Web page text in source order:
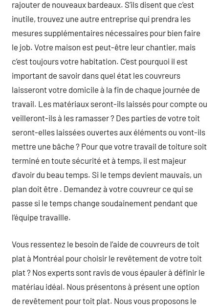
rajouter de nouveaux bardeaux. S’ils disent que c’est
inutile, trouvez une autre entreprise qui prendra les
mesures supplémentaires nécessaires pour bien faire
le job. Votre maison est peut-être leur chantier, mais
c’est toujours votre habitation. C’est pourquoi il est
important de savoir dans quel état les couvreurs
laisseront votre domicile à la fin de chaque journée de
travail. Les matériaux seront-ils laissés pour compte ou
veilleront-ils à les ramasser ? Des parties de votre toit
seront-elles laissées ouvertes aux éléments ou vont-ils
mettre une bâche ? Pour que votre travail de toiture soit
terminé en toute sécurité et à temps, il est majeur
d’avoir du beau temps. Si le temps devient mauvais, un
plan doit être . Demandez à votre couvreur ce qui se
passe si le temps change soudainement pendant que
l’équipe travaille.
Vous ressentez le besoin de l’aide de couvreurs de toit
plat à Montréal pour choisir le revêtement de votre toit
plat ? Nos experts sont ravis de vous épauler à définir le
matériau idéal. Nous présentons à présent une option
de revêtement pour toit plat. Nous vous proposons le